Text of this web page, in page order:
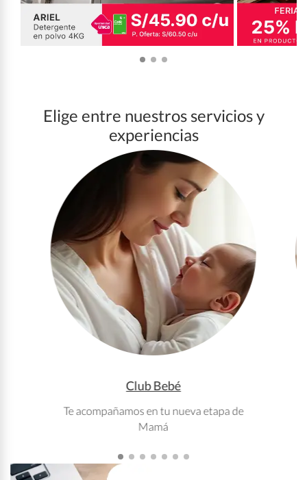
Elige entre nuestros servicios y
experiencias
Club Bebé
Te acompañamos en tu nueva etapa de
Mamá